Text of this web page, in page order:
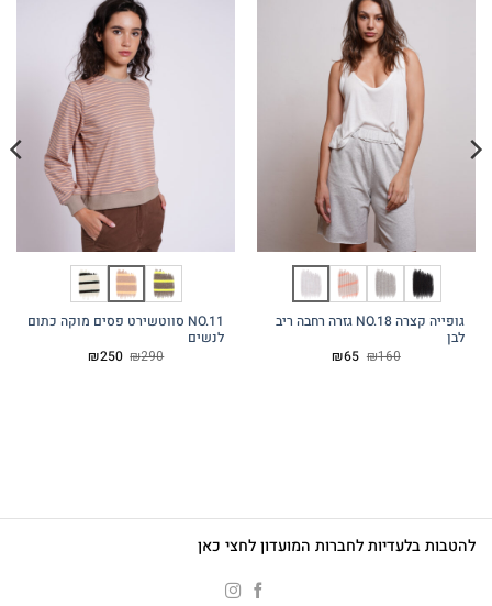
גופייה קצרה NO.18 גזרה רחבה ריב
לבן
₪160 המחיר
₪65 המחיר
NO.11 סווטשירט פסים מוקה כתום
לנשים
₪290 המחיר
₪250 המחיר
להטבות בלעדיות לחברות המועדון לחצי כאן